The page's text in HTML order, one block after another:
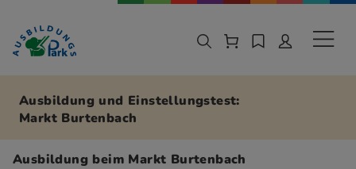
Zur Navigation springen
Zu den Hauptinhalten springen
Ausbildung und Einstellungstest:
Markt Burtenbach
Ausbildung beim Markt Burtenbach